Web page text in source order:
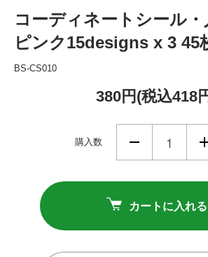
コーディネートシール・
ピンク15designs x 3 45
BS-CS010
380円(税込418
購入数
カートに入れる